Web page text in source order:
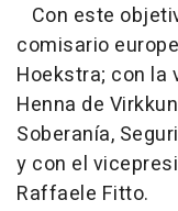
Con este
comisario
Hoekstra; con la
Henna de
Soberanía,
y con el
Raffaele Fitto.